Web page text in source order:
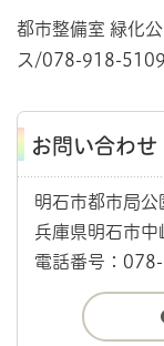
都市整備室 緑化
ス/078-918-5109
お問い合わせ
明石市都市局公
兵庫県明石市中
電話番号：